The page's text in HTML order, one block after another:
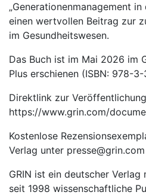
„Generationenmanagement
einen wertvollen Beitrag zur
im Gesundheitswesen.
Das Buch ist im Mai 2026 im
Plus erschienen (ISBN: 978-
Direktlink zur
https://www.grin.com/
Kostenlose
Verlag unter
GRIN ist ein deutscher
seit 1998 wissenschaftliche